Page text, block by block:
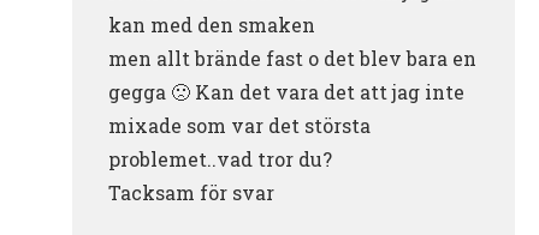
kan med den smaken
men allt brände fast o det blev bara en
gegga 🙁 Kan det vara det att jag inte
mixade som var det största
problemet..vad tror du?
Tacksam för svar